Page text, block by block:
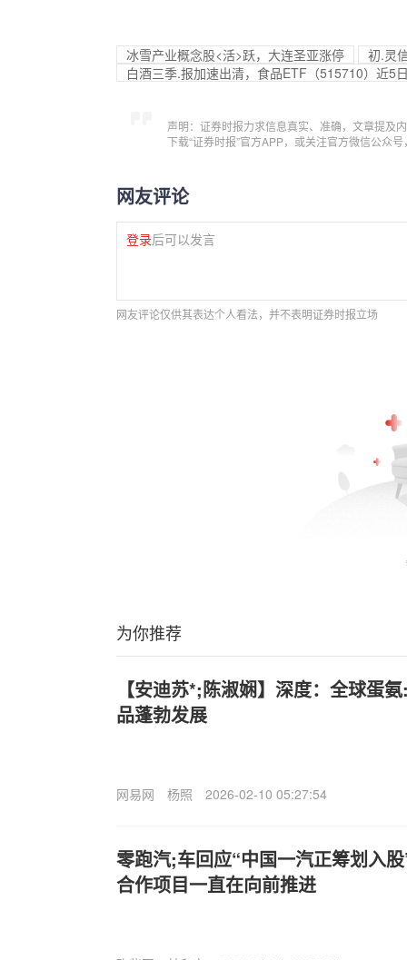
冰雪产业概念股<活>跃，大连圣亚涨停
初.灵
白酒三季.报加速出清，食品ETF（515710）近5
声明：证券时报力求信息真实、准确，文章提及
下载“证券时报”官方APP，或关注官方微信公众
网友评论
登录后可以发言
网友评论仅供其表达个人看法，并不表明证券时报立场
为你推荐
【安迪苏*;陈淑娴】深度：全球蛋
品蓬勃发展
网易网 杨照 2026-02-10 05:27:54
零跑汽;车回应“中国一汽正筹划入
合作项目一直在向前推进